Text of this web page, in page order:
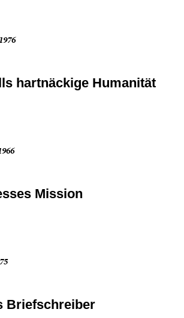
hartnäckige Humanität
Mission
Briefschreiber